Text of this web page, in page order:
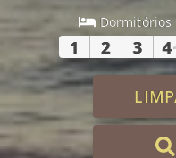
Dormitórios
1 2 3 4